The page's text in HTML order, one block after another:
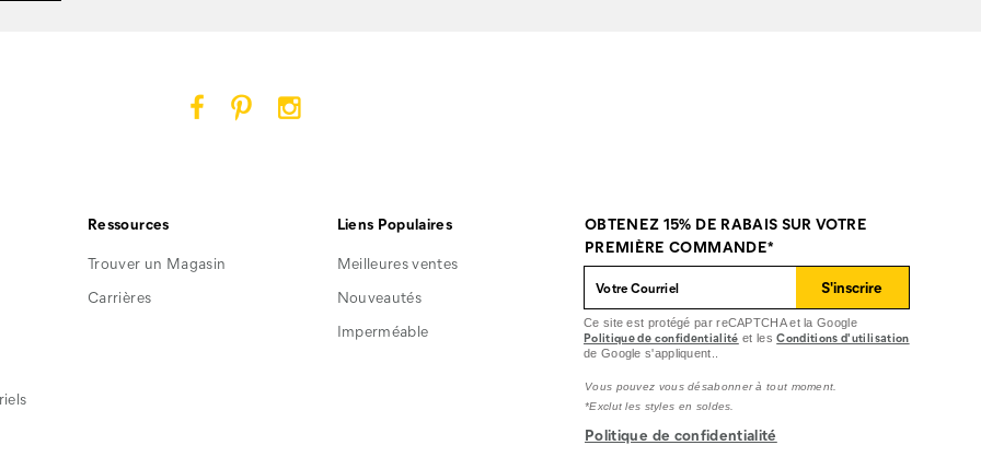
Ressources
Trouver un Magasin
Carrières
Liens Populaires
Meilleures ventes
Nouveautés
Imperméable
OBTENEZ 15% DE RABAIS SUR VOTRE
PREMIÈRE COMMANDE*
S'inscrire
Ce site est protégé par reCAPTCHA et la Google
Politique de confidentialité et lesConditions d'utilisation
de Google s'appliquent..
Vous pouvez vous désabonner à tout moment.
*Exclut les styles en soldes.
Politique de confidentialité